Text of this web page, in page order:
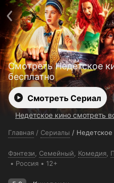
Смотреть Недетское
бесплатно
Смотреть Сериал
Недетское кино смотреть
Главная / Сериалы / Недетское
Фэнтези Семейный Комедия
Россия
12+
Поддержка:support@24h.tv
О сервисе
Политика
Открыть приложение
Установить на ТВ